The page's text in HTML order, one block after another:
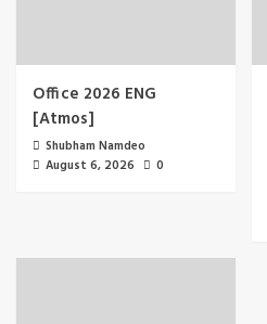
Office 2026 ENG
[Atmos]
Shubham Namdeo
August 6, 2026
0